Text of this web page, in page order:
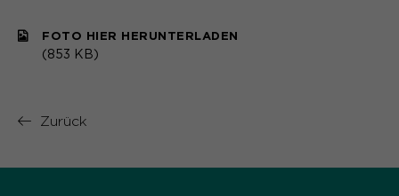
FOTO HIER HERUNTERLADEN
(853 KB)
Zurück